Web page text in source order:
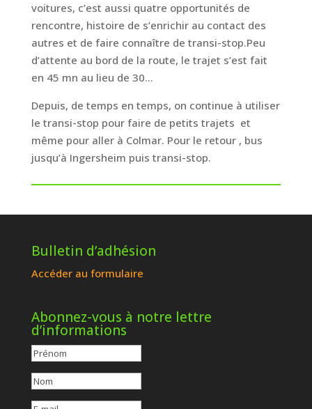
voitures, c’est aussi quatre opportunités de
rencontre, histoire de s’enrichir au contact des
autres et de faire connaître de transi-stop.Peu
d’attente au bord de la route, le trajet s’est fait
en 45 mn au lieu de 30…
Depuis, de temps en temps, on continue à utiliser
le transi-stop pour faire de petits trajets et
même pour aller à Colmar. Pour le retour , bus
jusqu’à Ingersheim puis transi-stop.
Bulletin d’adhésion
Accéder au formulaire
Abonnez-vous à notre lettre
d’informations